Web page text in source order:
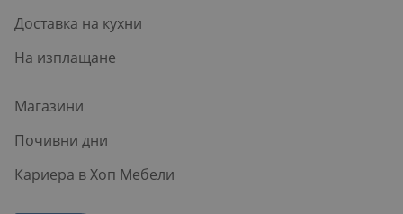
Доставка на кухни
На изплащане
Магазини
Почивни дни
Кариера в Хоп Мебели